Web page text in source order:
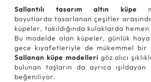
Sallantılı tasarım altın küpe
boyutlarda tasarlanan çeşitler
küpeler, takıldığında kulaklarda
Bu modelde olan küpeler, günlük
gece kıyafetleriyle de mükemmel bir
Sallanan küpe modelleri göz alıcı
bulunan taşların da ayrıca
beğeniliyor.